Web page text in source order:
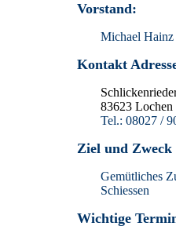
Vorstand:
Michael Hainz
Kontakt
83623 Lochen
Tel.: 08027 /
Ziel und Zweck
Gemütliches
Schiessen
Wichtige